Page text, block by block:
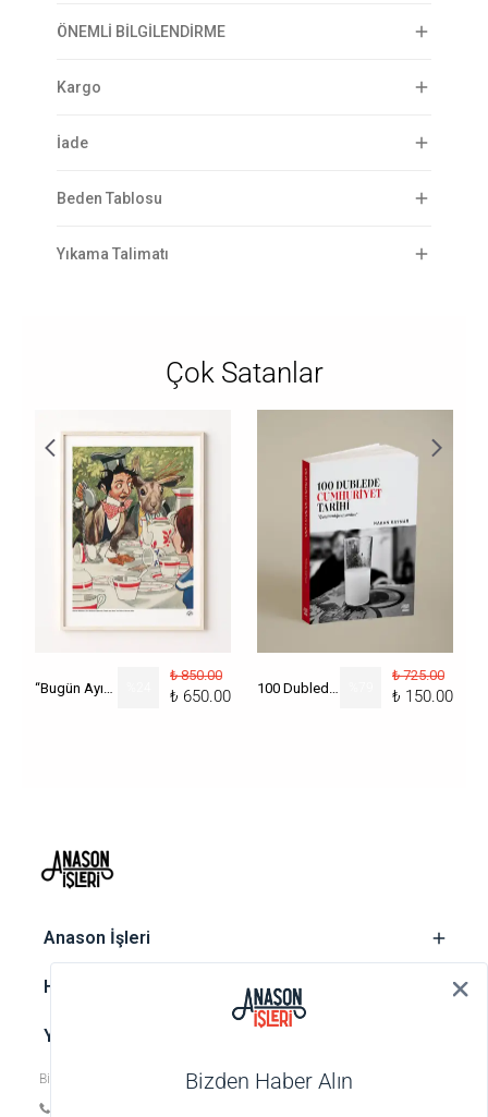
ÖNEMLİ BİLGİLENDİRME
Kargo
İade
Beden Tablosu
Yıkama Talimatı
Çok Satanlar
₺ 850.00
₺ 650.00
₺ 725.00
₺ 150.00
‎ Anason İşleri
‎ Hesap
‎ Yasal metinler
Bize ulaşın
Bizden Haber Alın